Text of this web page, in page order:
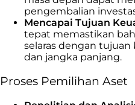
pengembalian
Mencapai Tujuan
tepat memastikan
selaras dengan
dan jangka panjang.
Proses Pemilihan Aset